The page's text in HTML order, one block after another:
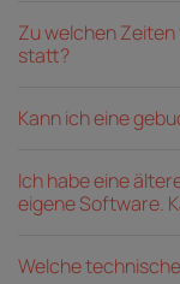
Zu welchen
statt?
Kann ich eine
Ich habe eine
eigene Software.
Welche